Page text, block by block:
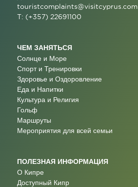
touristcomplaints@visitcyprus.com
T: (+357) 22691100
ЧЕМ ЗАНЯТЬСЯ
Солнце и Море
Спорт и Тренировки
Здоровье и Оздоровление
Еда и Напитки
Культура и Религия
Гольф
Маршруты
Мероприятия для всей семьи
ПОЛЕЗНАЯ ИНФОРМАЦИЯ
О Кипре
Доступный Кипр